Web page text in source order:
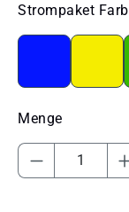
Strompaket
Produkt